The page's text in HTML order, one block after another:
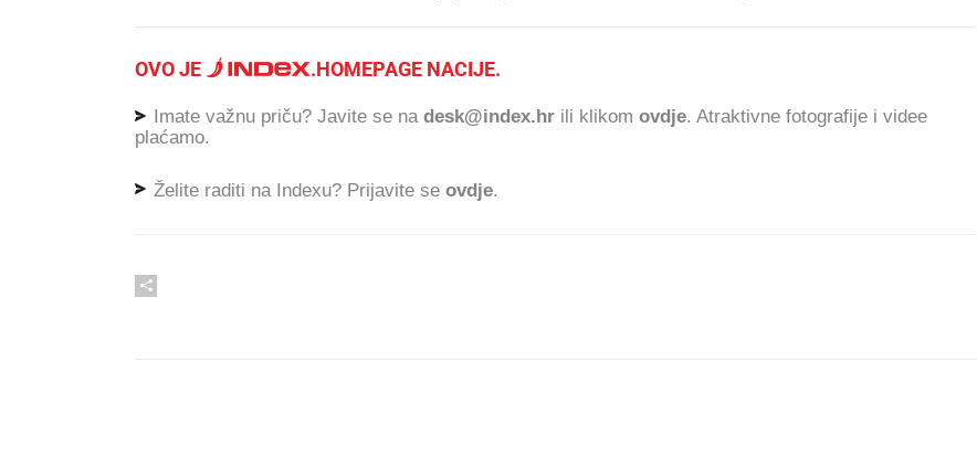
OVO JE .HOMEPAGE NACIJE.
Imate važnu priču? Javite se na desk@index.hr ili klikom ovdje. Atraktivne fotografije i videe
plaćamo.
Želite raditi na Indexu? Prijavite se ovdje.